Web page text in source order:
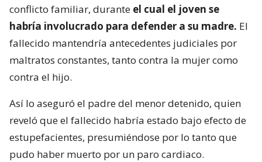
conflicto familiar, durante el cual el joven se
habría involucrado para defender a su madre. El
fallecido mantendría antecedentes judiciales por
maltratos constantes, tanto contra la mujer como
contra el hijo.
Así lo aseguró el padre del menor detenido, quien
reveló que el fallecido habría estado bajo efecto de
estupefacientes, presumiéndose por lo tanto que
pudo haber muerto por un paro cardiaco.